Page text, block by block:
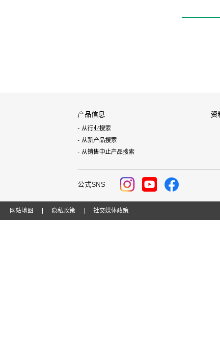
产品信息
从行业搜索
从新产品搜索
从销售中止产品搜索
资
公式SNS
网站地图 隐私政策 社交媒体政策